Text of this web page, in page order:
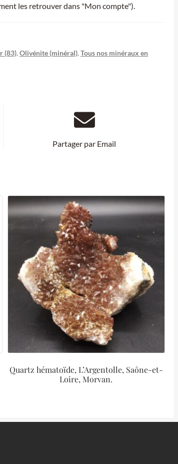
les retrouver dans "Mon compte").
(83), Olivénite (minéral), Tous nos minéraux en
Partager par Email
Quartz hématoïde, L’Argentolle, Saône-et-
Loire, Morvan.